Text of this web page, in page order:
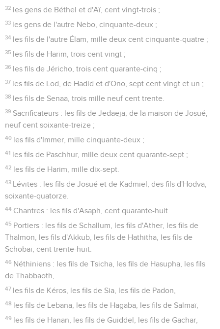
32 les gens de Béthel et d'Aï, cent vingt-trois ;
33 les gens de l'autre Nebo, cinquante-deux ;
34 les fils de l'autre Élam, mille deux cent cinquante-quatre ;
35 les fils de Harim, trois cent vingt ;
36 les fils de Jéricho, trois cent quarante-cinq ;
37 les fils de Lod, de Hadid et d'Ono, sept cent vingt et un ;
38 les fils de Senaa, trois mille neuf cent trente.
39 Sacrificateurs : les fils de Jedaeja, de la maison de Josué,
neuf cent soixante-treize ;
40 les fils d'Immer, mille cinquante-deux ;
41 les fils de Paschhur, mille deux cent quarante-sept ;
42 les fils de Harim, mille dix-sept.
43 Lévites : les fils de Josué et de Kadmiel, des fils d'Hodva,
soixante-quatorze.
44 Chantres : les fils d'Asaph, cent quarante-huit.
45 Portiers : les fils de Schallum, les fils d'Ather, les fils de
Thalmon, les fils d'Akkub, les fils de Hathitha, les fils de
Schobaï, cent trente-huit.
46 Néthiniens : les fils de Tsicha, les fils de Hasupha, les fils
de Thabbaoth,
47 les fils de Kéros, les fils de Sia, les fils de Padon,
48 les fils de Lebana, les fils de Hagaba, les fils de Salmaï,
49 les fils de Hanan, les fils de Guiddel, les fils de Gachar,